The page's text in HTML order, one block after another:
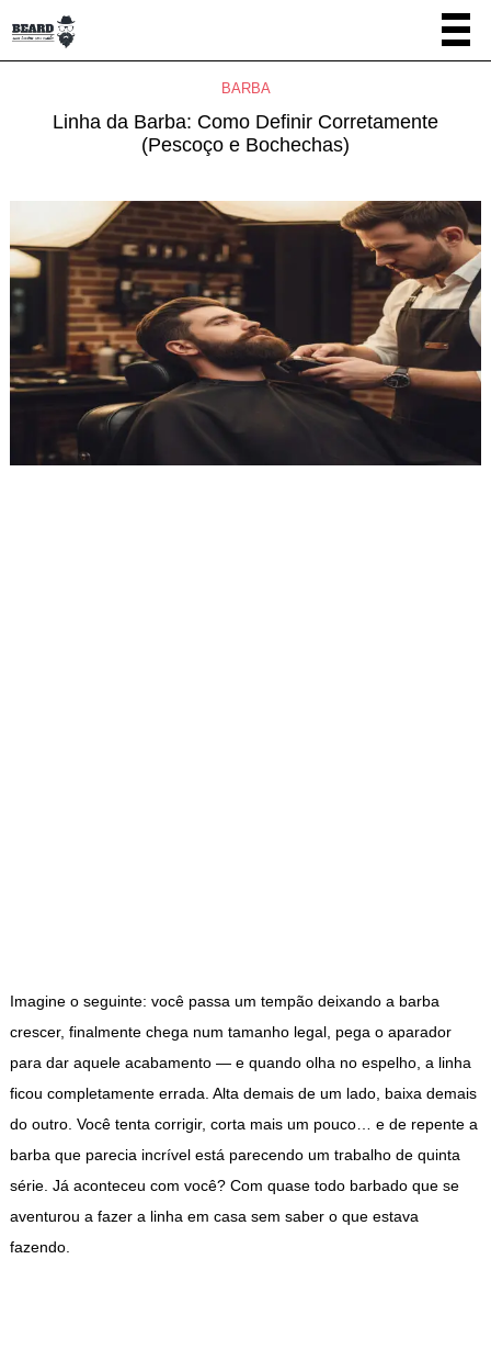
BARBA
Linha da Barba: Como Definir Corretamente
(Pescoço e Bochechas)
Imagine o seguinte: você passa um tempão deixando a barba
crescer, finalmente chega num tamanho legal, pega o aparador
para dar aquele acabamento — e quando olha no espelho, a linha
ficou completamente errada. Alta demais de um lado, baixa demais
do outro. Você tenta corrigir, corta mais um pouco… e de repente a
barba que parecia incrível está parecendo um trabalho de quinta
série. Já aconteceu com você? Com quase todo barbado que se
aventurou a fazer a linha em casa sem saber o que estava
fazendo.